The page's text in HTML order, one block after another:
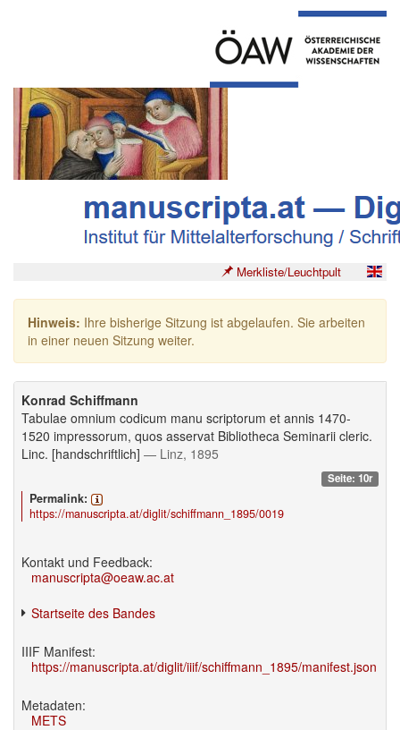
Merkliste/Leuchtpult
Hinweis: Ihre bisherige Sitzung ist abgelaufen. Sie arbeiten
in einer neuen Sitzung weiter.
Konrad Schiffmann
Tabulae omnium codicum manu scriptorum et annis 1470-
1520 impressorum, quos asservat Bibliotheca Seminarii cleric.
Linc. [handschriftlich] — Linz, 1895
Seite: 10r
Permalink:
https://manuscripta.at/diglit/schiffmann_1895/0019
Kontakt und Feedback:
manuscripta@oeaw.ac.at
Startseite des Bandes
IIIF Manifest:
https://manuscripta.at/diglit/iiif/schiffmann_1895/manifest.json
Metadaten:
METS